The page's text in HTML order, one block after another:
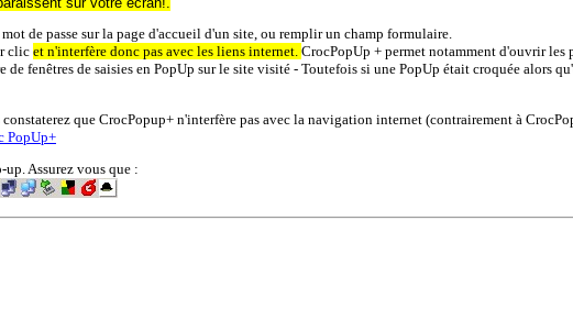
de passe sur la page d'accueil d'un site, ou remplir un champ formulaire.
clic et n'interfère donc pas avec les liens internet. CrocPopUp + permet notamment d'ouvrir les
fenêtres de saisies en PopUp sur le site visité - Toutefois si une PopUp était croquée alors
que CrocPopup+ n'interfère pas avec la navigation internet (contrairement à
PopUp+
Assurez vous que :